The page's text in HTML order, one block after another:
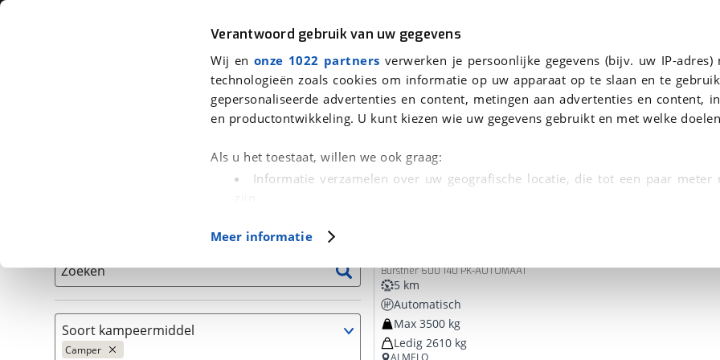
Verantwoord gebruik van uw gegevens
Wij en onze 1022 partners verwerken je persoonlijke gegevens (bijv. uw IP-adres)
technologieën zoals cookies om informatie op uw apparaat op te slaan en te
gepersonaliseerde advertenties en content, metingen aan advertenties en content,
en productontwikkeling. U kunt kiezen wie uw gegevens gebruikt en met welke
Als u het toestaat, willen we ook graag:
Informatie verzamelen over uw geografische locatie, die tot een paar meter
(fingerprinting)
in. U kunt uw toestemming op elk moment wijzigen of
Cookieverklaring.
Met cookies en vergelijkbare technieken zorgen we voor een betere en meer
Functionele cookies zorgen ervoor dat de website goed werkt. Ook gebruiken we
Meer informatie
Auto Fiets Motor
Kampeervoertuigen>Camper
We hebben 1 kampeervoertuig voor je gevonden
Zoeken
Soort kampeermiddel
Camper
Bürstner 600 140 PK-AUTOMAAT
5 km
Automatisch
Max 3500 kg
Ledig 2610 kg
ALMELO